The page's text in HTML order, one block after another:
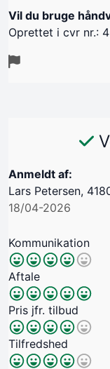
Vil du bruge
Oprettet i cvr nr.:
Anmeldt af:
Lars Petersen,
18/04-2026
Kommunikation
Aftale
Pris jfr. tilbud
Tilfredshed